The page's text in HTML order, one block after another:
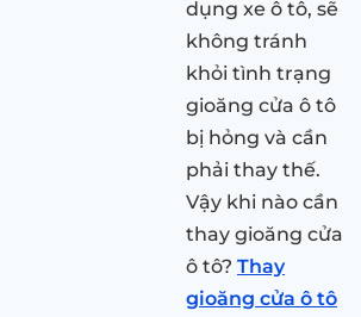
dụng xe ô tô, sẽ
không tránh
khỏi tình trạng
gioăng cửa ô tô
bị hỏng và cần
phải thay thế.
Vậy khi nào cần
thay gioăng cửa
ô tô? Thay
gioăng cửa ô tô